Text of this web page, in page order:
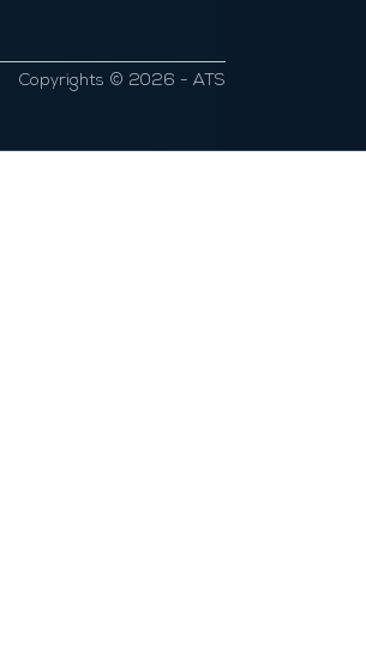
Copyrights © 2026 - ATS